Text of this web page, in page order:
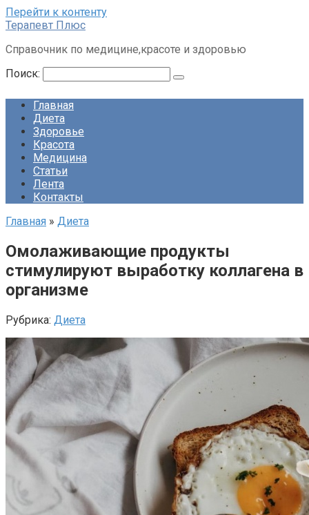
Перейти к контенту
Терапевт Плюс
Справочник по медицине,красоте и здоровью
Поиск:
Главная
Диета
Здоровье
Красота
Медицина
Статьи
Лента
Контакты
Главная » Диета
Омолаживающие продукты
стимулируют выработку коллагена в
организме
Рубрика: Диета